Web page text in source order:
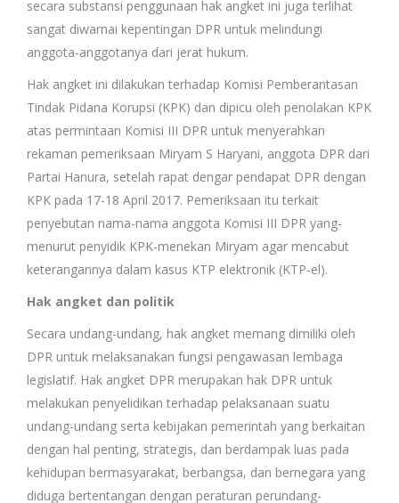
secara substansi penggunaan hak angket ini juga terlihat
sangat diwarnai kepentingan DPR untuk melindungi
anggota-anggotanya dari jerat hukum.
Hak angket ini dilakukan terhadap Komisi Pemberantasan
Tindak Pidana Korupsi (KPK) dan dipicu oleh penolakan KPK
atas permintaan Komisi III DPR untuk menyerahkan
rekaman pemeriksaan Miryam S Haryani, anggota DPR dari
Partai Hanura, setelah rapat dengar pendapat DPR dengan
KPK pada 17-18 April 2017. Pemeriksaan itu terkait
penyebutan nama-nama anggota Komisi III DPR yang-
menurut penyidik KPK-menekan Miryam agar mencabut
keterangannya dalam kasus KTP elektronik (KTP-el).
Hak angket dan politik
Secara undang-undang, hak angket memang dimiliki oleh
DPR untuk melaksanakan fungsi pengawasan lembaga
legislatif. Hak angket DPR merupakan hak DPR untuk
melakukan penyelidikan terhadap pelaksanaan suatu
undang-undang serta kebijakan pemerintah yang berkaitan
dengan hal penting, strategis, dan berdampak luas pada
kehidupan bermasyarakat, berbangsa, dan bernegara yang
diduga bertentangan dengan peraturan perundang-